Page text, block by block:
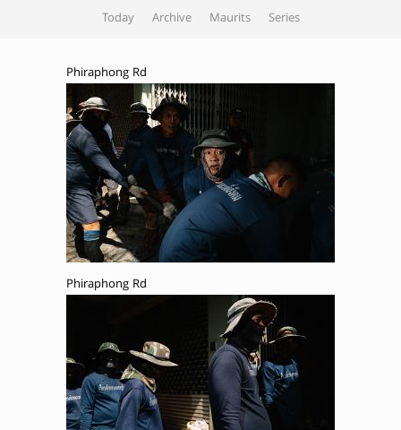
Today Archive Maurits Series
Phiraphong Rd
Phiraphong Rd